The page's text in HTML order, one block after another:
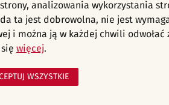
Płytki heksagonalne
Płytki jodełka
Płytki kamienne
Płytki kolorowe
wybrane filtry. Przejdź do pełnej oferty
analizowania wykorzystania
ta jest dobrowolna, nie jest
i można ją w każdej chwili odwołać
więcej.
WSZYSTKIE